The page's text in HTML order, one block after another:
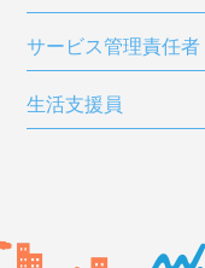
サービス管理責任者
生活支援員